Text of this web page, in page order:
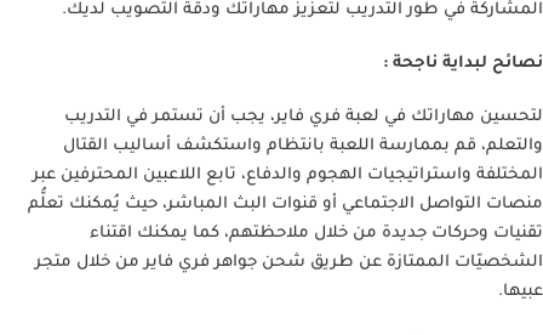
المشاركة في طور التدريب لتعزيز مهاراتك ودقّة التصويب لديك.
نصائح لبداية ناجحة :
لتحسين مهاراتك في لعبة فري فاير، يجب أن تستمر في التدريب
والتعلم، قم بممارسة اللعبة بانتظام واستكشف أساليب القتال
المختلفة واستراتيجيات الهجوم والدفاع، تابع اللاعبين المحترفين عبر
منصات التواصل الاجتماعي أو قنوات البث المباشر، حيث يُمكنك تعلُّم
تقنيات وحركات جديدة من خلال ملاحظتهم، كما يمكنك اقتناء
الشخصيّات الممتازة عن طريق شحن جواهر فري فاير من خلال متجر
عبيها.